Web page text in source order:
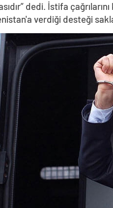
dedi. İstifa
verdiği desteği